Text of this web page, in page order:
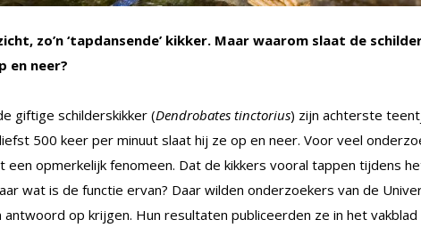
zo’n ‘tapdansende’ kikker. Maar waarom slaat de
en neer?
giftige schilderskikker (Dendrobates tinctorius) zijn achterste
500 keer per minuut slaat hij ze op en neer. Voor veel
een opmerkelijk fenomeen. Dat de kikkers vooral tappen tijdens
wat is de functie ervan? Daar wilden onderzoekers van de
antwoord op krijgen. Hun resultaten publiceerden ze in het vakblad